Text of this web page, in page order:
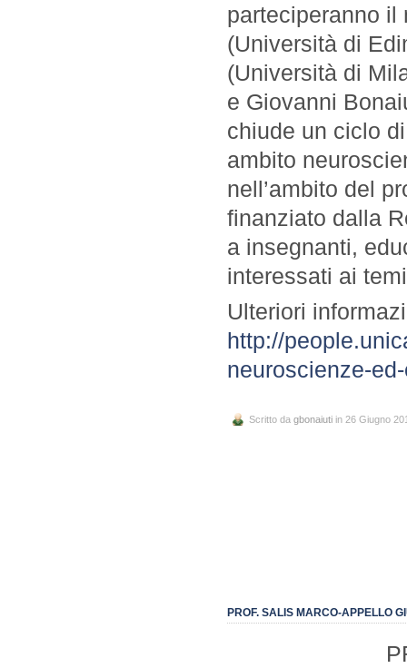
parteciperanno il
(Università di
(Università di
e Giovanni
chiude un ciclo
ambito
nell’ambito del
finanziato dalla
a insegnanti,
interessati ai
Ulteriori
http://
neuroscienze-
Scritto da gbonaiuti in 26 Giugno
PROF. SALIS MARCO-APPELLO
PROF.